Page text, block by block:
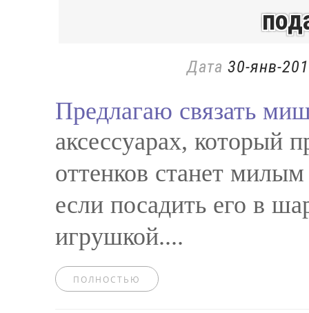
Дата 30-янв-
Предлагаю связать
аксессуарах, который
оттенков станет
если посадить его в
игрушкой....
ПОЛНОСТЬЮ